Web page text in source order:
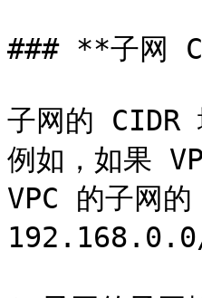
### **子网
子网的 CIDR
例如，如果
VPC 的子网
192.168.0.0/